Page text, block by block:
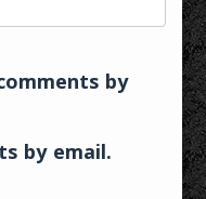
by
by email.